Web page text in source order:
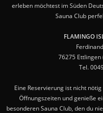
erleben möchtest im Süden
Sauna Club
FLAMINGO
76275 Ettlingen
Tel.
Eine Reservierung ist nicht
Öffnungszeiten und genieße
besonderen Sauna Club, den du